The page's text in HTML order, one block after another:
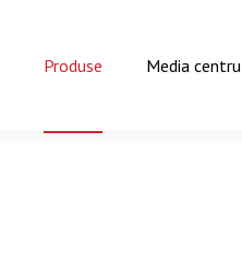
Produse Media centru